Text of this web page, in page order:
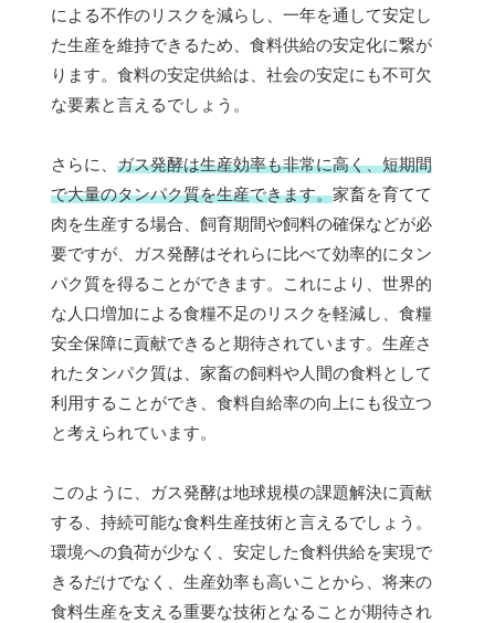
による不作のリスクを減らし、一年を通して安定し
た生産を維持できるため、食料供給の安定化に繋が
ります。食料の安定供給は、社会の安定にも不可欠
な要素と言えるでしょう。
さらに、 ガス発酵は生産効率も非常に高く、短期間
で大量のタンパク質を生産できます。家畜を育てて
肉を生産する場合、飼育期間や飼料の確保などが必
要ですが、ガス発酵はそれらに比べて効率的にタン
パク質を得ることができます。これにより、世界的
な人口増加による食糧不足のリスクを軽減し、食糧
安全保障に貢献できると期待されています。生産さ
れたタンパク質は、家畜の飼料や人間の食料として
利用することができ、食料自給率の向上にも役立つ
と考えられています。
このように、ガス発酵は地球規模の課題解決に貢献
する、持続可能な食料生産技術と言えるでしょう。
環境への負荷が少なく、安定した食料供給を実現で
きるだけでなく、生産効率も高いことから、将来の
食料生産を支える重要な技術となることが期待され